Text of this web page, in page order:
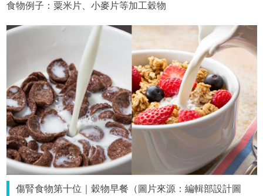
食物例子：粟米片、小麥片等加工穀物
傷腎食物第十位｜穀物早餐（圖片來源：編輯部設計圖